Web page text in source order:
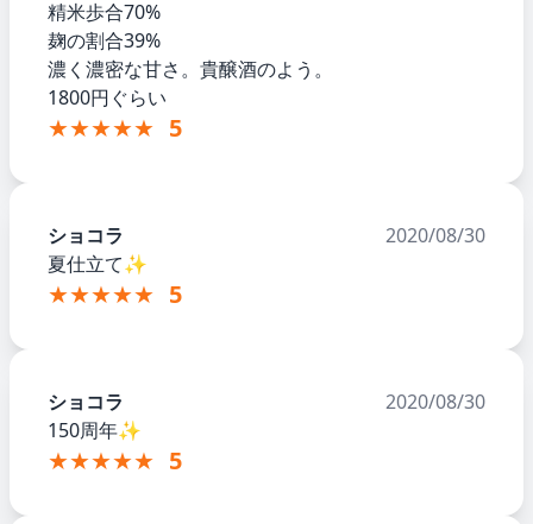
精米歩合70%
麹の割合39%
濃く濃密な甘さ。貴醸酒のよう。
1800円ぐらい
★★★★★ 5
ショコラ
2020/08/30
夏仕立て✨
★★★★★ 5
ショコラ
2020/08/30
150周年✨
★★★★★ 5